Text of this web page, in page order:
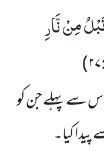
مِنْ نَّارِ
۲۷)
سے پہلے جن کو
کیا۔